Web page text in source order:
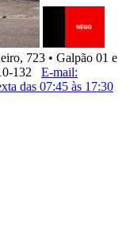
723 • Galpão 01 e
132
E-mail:
das 07:45 às 17:30